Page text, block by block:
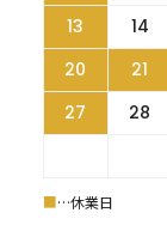
13
14
20
21
27
28
■…休業日